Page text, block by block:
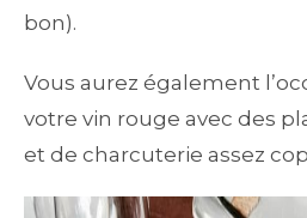
bon).
Vous aurez également
votre vin rouge avec des
et de charcuterie assez